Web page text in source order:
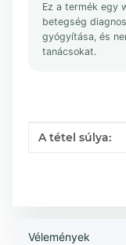
Ez a termék egy
betegség
gyógyítása, és
tanácsokat.
A termék
Érték
A tétel súlya:
Vélemények